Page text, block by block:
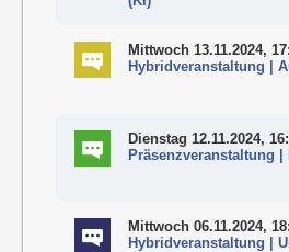
Mittwoch 13.11.2024,
Hybridveranstaltung |
Dienstag 12.11.2024,
Präsenzveranstaltung
Mittwoch 06.11.2024,
Hybridveranstaltung |